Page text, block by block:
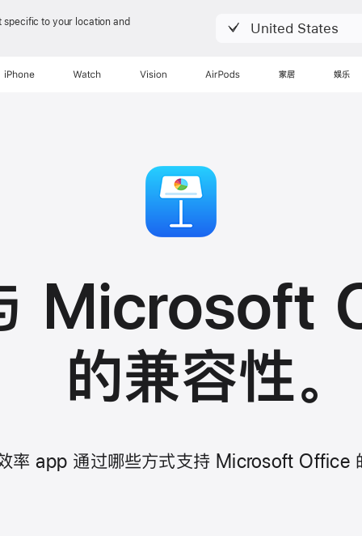
specific to your location and United States
iPhone Watch Vision AirPods 家居 娱乐
Microsoft
的兼容性。
率 app 通过哪些方式支持 Microsoft Office